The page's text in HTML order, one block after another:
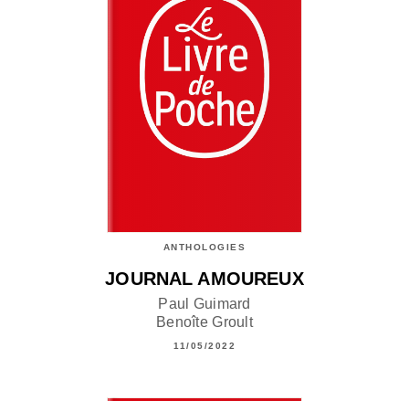
ANTHOLOGIES
JOURNAL AMOUREUX
Paul Guimard
Benoîte Groult
11/05/2022